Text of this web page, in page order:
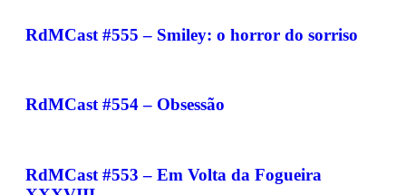
RdMCast #555 – Smiley: o horror do sorriso
RdMCast #554 – Obsessão
RdMCast #553 – Em Volta da Fogueira